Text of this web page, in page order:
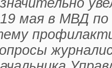
мая в МВД по